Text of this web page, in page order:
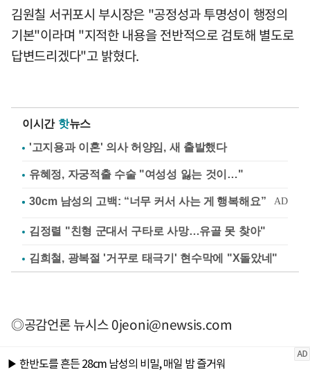
김원칠 서귀포시 부시장은 "공정성과 투명성이 행정의
기본"이라며 "지적한 내용을 전반적으로 검토해 별도로
답변드리겠다"고 밝혔다.
이시간 핫뉴스
'고지용과 이혼' 의사 허양임, 새 출발했다
유혜정, 자궁적출 수술 "여성성 잃는 것이…"
김정렬 "친형 군대서 구타로 사망…유골 못 찾아"
김희철, 광복절 '거꾸로 태극기' 현수막에 "X돌았네"
◎공감언론 뉴시스0jeoni@newsis.com